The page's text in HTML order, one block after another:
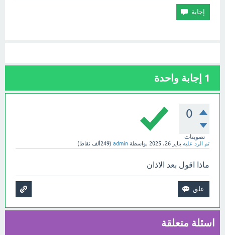
1 إجابة واحدة
0
تصويتات
تم الرد عليه يناير 26، 2025 بواسطة admin
(249ألف نقاط)
ماذا اقول بعد الاذان
اسئلة متعلقة